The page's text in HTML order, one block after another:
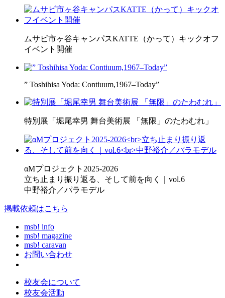
ムサビ市ヶ谷キャンパスKATTE（かって）キックオフ
イベント開催
” Toshihisa Yoda: Contiuum,1967–Today”
特別展「堀尾幸男 舞台美術展 「無限」のたわむれ」
αMプロジェクト2025-2026
立ち止まり振り返る、そして前を向く｜vol.6
中野裕介／パラモデル
掲載依頼はこちら
msb! info
msb! magazine
msb! caravan
お問い合わせ
校友会について
校友会活動